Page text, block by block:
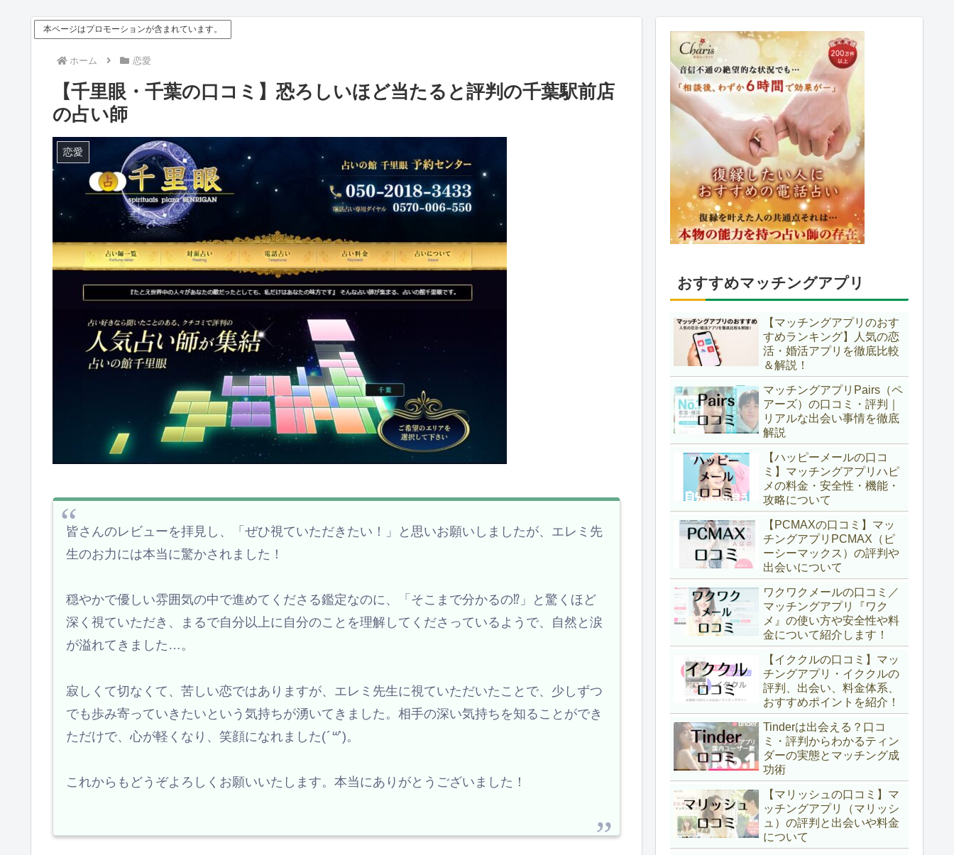
本ページはプロモーションが含まれています。
ホーム 恋愛
【千里眼・千葉の口コミ】恐ろしいほど当たると評判の千葉駅前店
の占い師
恋愛
皆さんのレビューを拝見し、「ぜひ視ていただきたい！」と思いお願いしましたが、エレミ先
生のお力には本当に驚かされました！
穏やかで優しい雰囲気の中で進めてくださる鑑定なのに、「そこまで分かるの⁉」と驚くほど
深く視ていただき、まるで自分以上に自分のことを理解してくださっているようで、自然と涙
が溢れてきました…。
寂しくて切なくて、苦しい恋ではありますが、エレミ先生に視ていただいたことで、少しずつ
でも歩み寄っていきたいという気持ちが湧いてきました。相手の深い気持ちを知ることができ
ただけで、心が軽くなり、笑顔になれました(´꒳`)。
これからもどうぞよろしくお願いいたします。本当にありがとうございました！
おすすめマッチングアプリ
【マッチングアプリのおす
すめランキング】人気の恋
活・婚活アプリを徹底比較
＆解説！
マッチングアプリPairs（ペ
アーズ）の口コミ・評判｜
リアルな出会い事情を徹底
解説
【ハッピーメールの口コ
ミ】マッチングアプリハピ
メの料金・安全性・機能・
攻略について
【PCMAXの口コミ】マッ
チングアプリPCMAX（ピ
ーシーマックス）の評判や
出会いについて
ワクワクメールの口コミ／
マッチングアプリ『ワク
メ』の使い方や安全性や料
金について紹介します！
【イククルの口コミ】マッ
チングアプリ・イククルの
評判、出会い、料金体系、
おすすめポイントを紹介！
Tinderは出会える？口コ
ミ・評判からわかるティン
ダーの実態とマッチング成
功術
【マリッシュの口コミ】マ
ッチングアプリ（マリッシ
ュ）の評判と出会いや料金
について